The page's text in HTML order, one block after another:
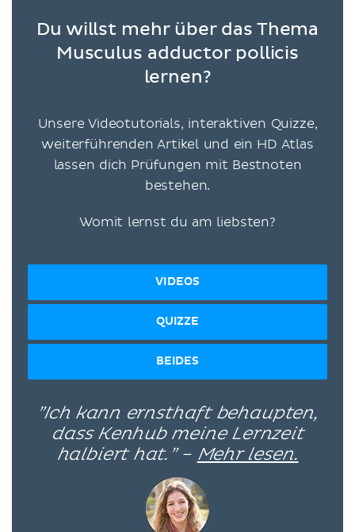
Du willst mehr über das Thema
Musculus adductor pollicis
lernen?
Unsere Videotutorials, interaktiven Quizze,
weiterführenden Artikel und ein HD Atlas
lassen dich Prüfungen mit Bestnoten
bestehen.
Womit lernst du am liebsten?
VIDEOS
QUIZZE
BEIDES
”Ich kann ernsthaft behaupten,
dass Kenhub meine Lernzeit
halbiert hat.” – Mehr lesen.